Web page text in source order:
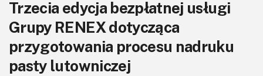
DIY+
Czytelnia
Trzecia edycja bezpłatnej usługi
Grupy RENEX dotycząca
przygotowania procesu nadruku
pasty lutowniczej